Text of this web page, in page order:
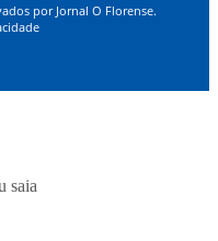
por Jornal O Florense.
saia